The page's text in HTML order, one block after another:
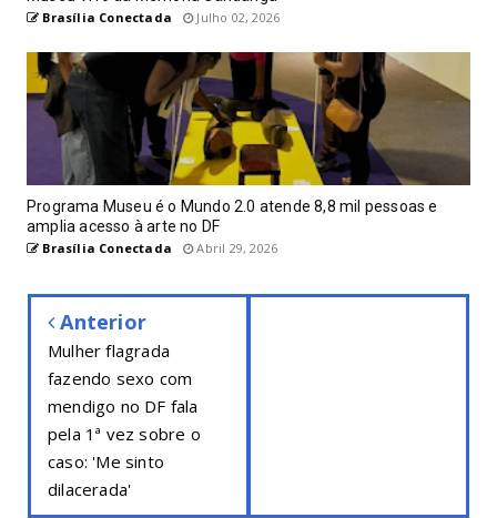
Brasília Conectada Julho 02, 2026
Programa Museu é o Mundo 2.0 atende 8,8 mil pessoas e
amplia acesso à arte no DF
Brasília Conectada Abril 29, 2026
Anterior
Mulher flagrada
fazendo sexo com
mendigo no DF fala
pela 1ª vez sobre o
caso: 'Me sinto
dilacerada'